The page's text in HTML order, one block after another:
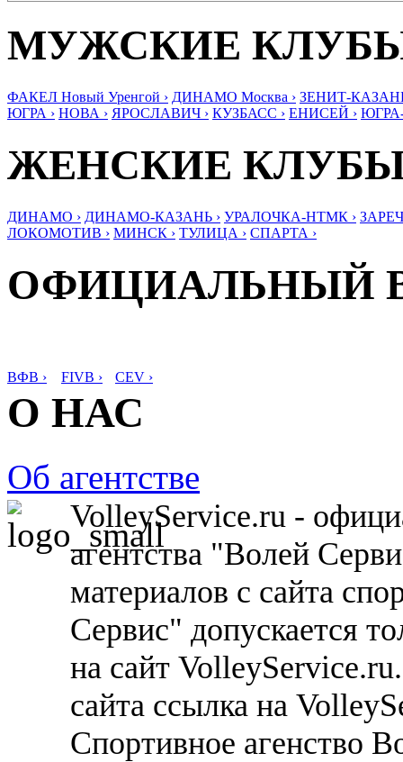
МУЖСКИЕ
ФАКЕЛ Новый Уренгой › ДИНАМО Москва › ЗЕНИТ-
ЮГРА › НОВА › ЯРОСЛАВИЧ › КУЗБАСС › ЕНИСЕЙ ›
ЖЕНСКИЕ
ДИНАМО › ДИНАМО-КАЗАНЬ › УРАЛОЧКА-НТМК ›
ЛОКОМОТИВ › МИНСК › ТУЛИЦА › СПАРТА ›
ОФИЦИАЛЬНЫЙ
ВФВ › FIVB › CEV ›
О НАС
Об агентстве
VolleyService.ru -
агентства "Волей
материалов с сайта
Сервис" допускается
на сайт
сайта ссылка на
Спортивное агенство